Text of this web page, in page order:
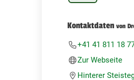
Kontaktdaten von
+41 41 811 18
Zur Webseite
Hinterer